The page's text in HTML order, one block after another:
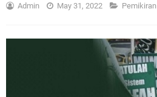
Admin May 31, 2022 Pemikiran